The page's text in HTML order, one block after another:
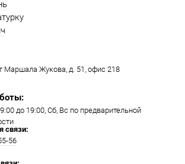
до 19:00​, Сб, Вс по предварительной
Маршала Жукова, д. 51, офис 218​​
связи:
56​